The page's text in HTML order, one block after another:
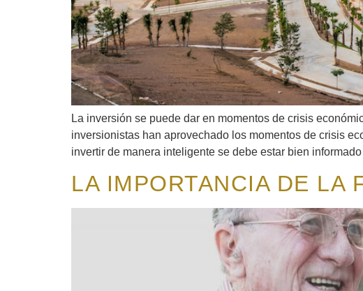
La inversión se puede dar en momentos de crisis
inversionistas han aprovechado los momentos de crisis
invertir de manera inteligente se debe estar bien
LA IMPORTANCIA DE LA